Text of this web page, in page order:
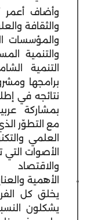
وأضاف أعمر
والثقافة
والمؤسسات
والتنمية
التنمية
برامجها
نتائجه في
بمشاركة
مع التطوّر
العلمي
الأصوات التي
الأهمية
يخلق كل
يشكلون